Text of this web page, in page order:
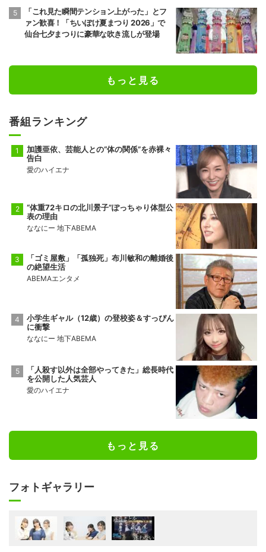
「これ見た瞬間テンション上がった」とフ
ァン歓喜！「ちいぽけ夏まつり 2026」で
仙台七夕まつりに豪華な吹き流しが登場
もっと見る
番組ランキング
加護亜依、芸能人との“体の関係”を赤裸々
告白
愛のハイエナ
“体重72キロの北川景子”ぽっちゃり体型公
表の理由
ななにー 地下ABEMA
「ゴミ屋敷」「孤独死」布川敏和の離婚後
の絶望生活
ABEMAエンタメ
小学生ギャル（12歳）の登校姿＆すっぴん
に衝撃
ななにー 地下ABEMA
「人殺す以外は全部やってきた」総長時代
を公開した人気芸人
愛のハイエナ
もっと見る
フォトギャラリー